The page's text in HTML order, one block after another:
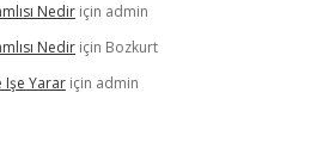
Nedir için admin
Nedir için Bozkurt
Işe Yarar için admin